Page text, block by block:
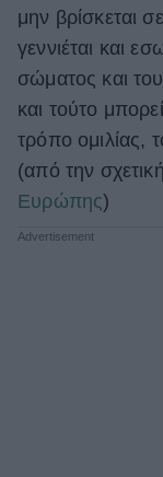
μην βρίσκεται
γεννιέται και
σώματος και
και τούτο
τρόπο ομιλίας,
(από την σχετική
Ευρώπης)